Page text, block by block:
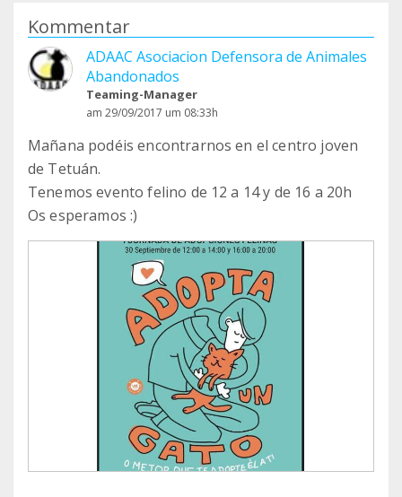
Kommentar
ADAAC Asociacion Defensora de Animales
Abandonados
Teaming-Manager
am 29/09/2017 um 08:33h
Mañana podéis encontrarnos en el centro joven
de Tetuán.
Tenemos evento felino de 12 a 14 y de 16 a 20h
Os esperamos :)